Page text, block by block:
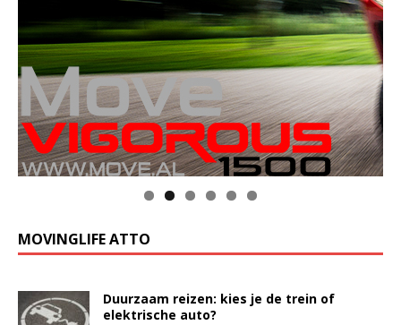
MOVINGLIFE ATTO
Duurzaam reizen: kies je de trein of
elektrische auto?